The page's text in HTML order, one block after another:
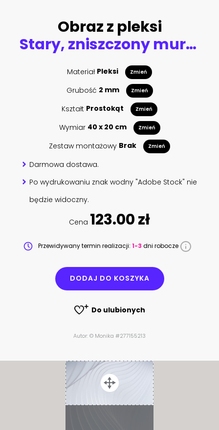
Obraz z pleksi
Stary, zniszczony mur z szarych cegieł - tło w stylu wabi-sabi
Materiał Pleksi Zmień
Grubość 2 mm Zmień
Kształt Prostokąt Zmień
Wymiar 40 x 20 cm Zmień
Zestaw montażowy Brak Zmień
Darmowa dostawa.
Po wydrukowaniu znak wodny "Adobe Stock" nie
będzie widoczny.
Cena 123.00 zł
Przewidywany termin realizacji: 1-3 dni robocze
DODAJ DO KOSZYKA
Do ulubionych
Autor: © Monika #277155213